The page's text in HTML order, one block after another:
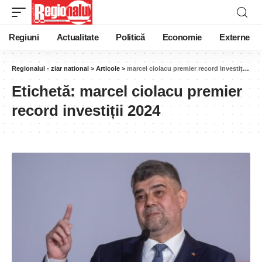
Regiuni Actualitate Politică Economie Externe
Regionalul - ziar national > Articole > marcel ciolacu premier record investiții 2024
Etichetă: marcel ciolacu premier
record investiții 2024